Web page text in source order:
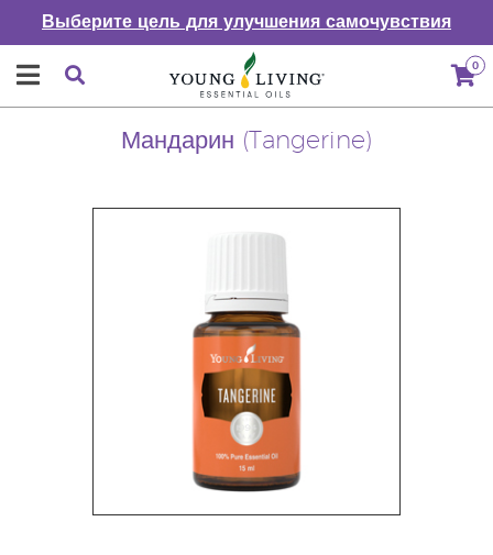
Выберите цель для улучшения самочувствия
0
Мандарин (Tangerine)